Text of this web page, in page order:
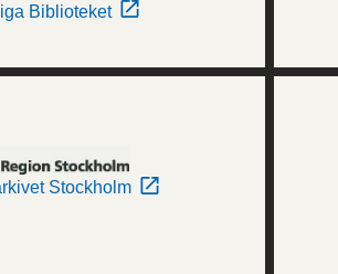
Biblioteket
Stockholm